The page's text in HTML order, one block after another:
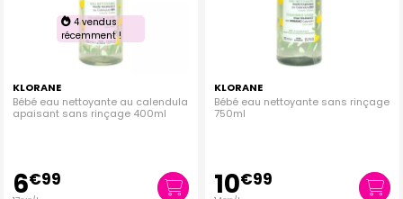
4 vendus
récemment !
KLORANE
Bébé eau nettoyante au calendula
apaisant sans rinçage 400ml
6€99
KLORANE
Bébé eau nettoyante sans rinçage
750ml
10€99